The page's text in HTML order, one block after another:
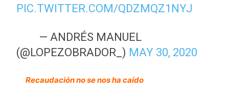
PIC.TWITTER.COM/QDZMQZ1NYJ
— ANDRÉS MANUEL
(@LOPEZOBRADOR_) MAY 30, 2020
Recaudación no se nos ha caído